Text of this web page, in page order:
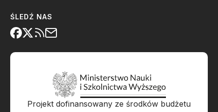
ŚLEDŹ NAS
Projekt dofinansowany ze środków budżetu